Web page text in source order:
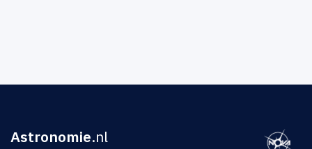
Astronomie.nl